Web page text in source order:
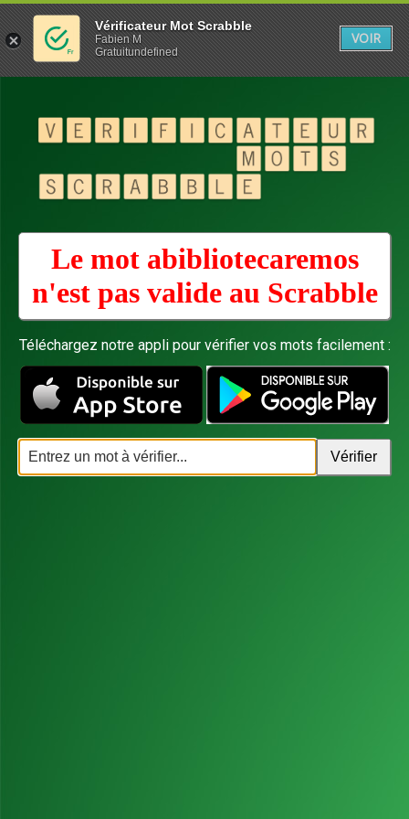
Le mot abibliotecaremos
n'est pas valide au Scrabble
Téléchargez notre appli pour vérifier vos mots facilement :
Vérificateur Mot Scrabble
Fabien M
Gratuitundefined
VOIR